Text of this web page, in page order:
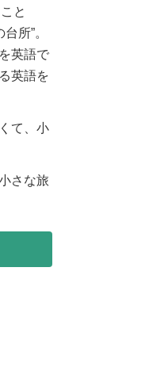
と
所”。
英語で
英語を
て、小
さな旅